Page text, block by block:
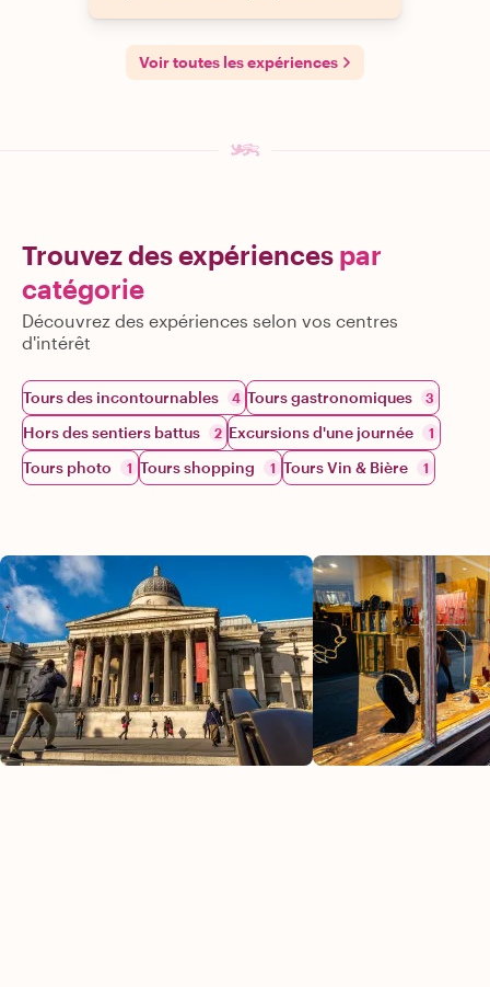
Voir toutes les expériences
Trouvez des expériences par
catégorie
Découvrez des expériences selon vos centres
d'intérêt
Tours des incontournables 4 Tours gastronomiques 3
Hors des sentiers battus 2 Excursions d'une journée 1
Tours photo 1 Tours shopping 1 Tours Vin & Bière 1